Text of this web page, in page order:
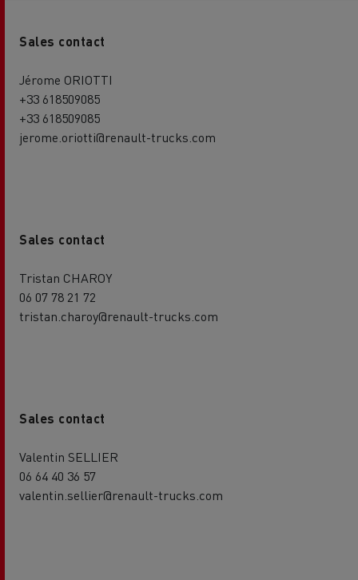
Sales contact
Jérome ORIOTTI
+33 618509085
+33 618509085
jerome.oriotti@renault-trucks.com
Sales contact
Tristan CHAROY
06 07 78 21 72
tristan.charoy@renault-trucks.com
Sales contact
Valentin SELLIER
06 64 40 36 57
valentin.sellier@renault-trucks.com